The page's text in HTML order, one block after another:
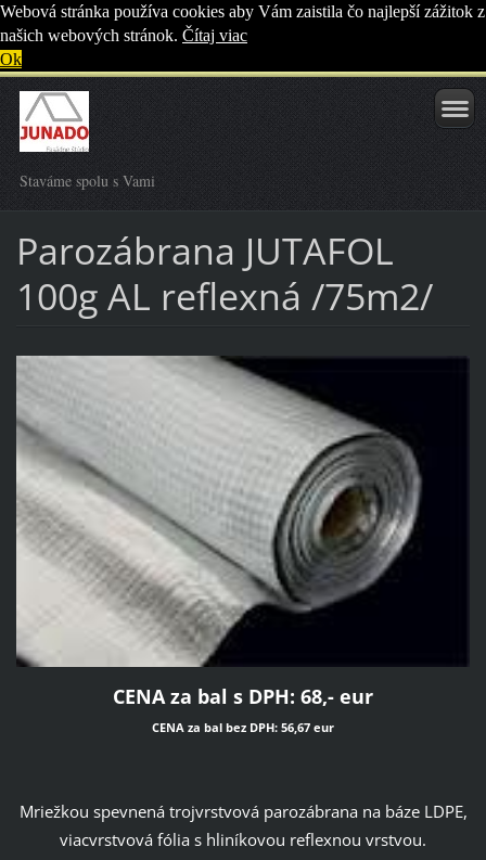
Webová stránka používa cookies aby Vám zaistila čo najlepší zážitok z
našich webových stránok. Čítaj viac
Ok
Staváme spolu s Vami
Parozábrana JUTAFOL
100g AL reflexná /75m2/
CENA za bal s DPH: 68,- eur
CENA za bal bez DPH: 56,67 eur
Mriežkou spevnená trojvrstvová parozábrana na báze LDPE,
viacvrstvová fólia s hliníkovou reflexnou vrstvou.